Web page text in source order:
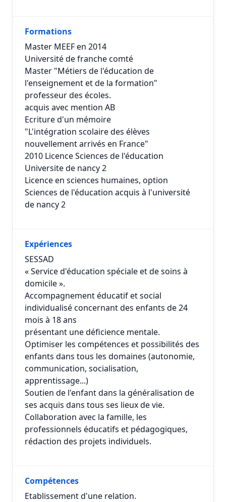
Formations
Master MEEF en 2014
Université de franche comté
Master "Métiers de l'éducation de
l'enseignement et de la formation"
professeur des écoles.
acquis avec mention AB
Ecriture d'un mémoire
"L'intégration scolaire des élèves
nouvellement arrivés en France"
2010 Licence Sciences de l'éducation
Universite de nancy 2
Licence en sciences humaines, option
Sciences de l'éducation acquis à l'université
de nancy 2
Expériences
SESSAD
« Service d'éducation spéciale et de soins à
domicile ».
Accompagnement éducatif et social
individualisé concernant des enfants de 24
mois à 18 ans
présentant une déficience mentale.
Optimiser les compétences et possibilités des
enfants dans tous les domaines (autonomie,
communication, socialisation,
apprentissage...)
Soutien de l'enfant dans la généralisation de
ses acquis dans tous ses lieux de vie.
Collaboration avec la famille, les
professionnels éducatifs et pédagogiques,
rédaction des projets individuels.
Compétences
Etablissement d'une relation.